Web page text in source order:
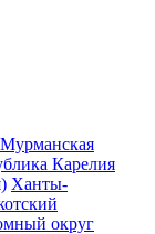
Мурманская
Карелия
Ханты-
округ